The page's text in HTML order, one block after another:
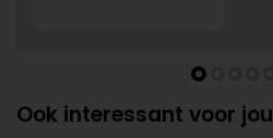
Ook interessant voor jou